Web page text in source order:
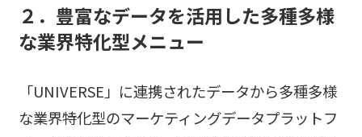
２．豊富なデータを活用した多種多様
な業界特化型メニュー
「UNIVERSE」に連携されたデータから多種多様
な業界特化型のマーケティングデータプラットフ